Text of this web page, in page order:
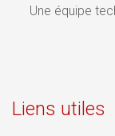
Une équipe
Liens utiles